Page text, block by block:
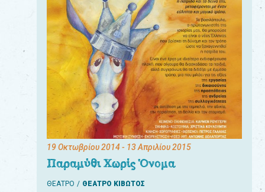
19 Οκτωβρίου 2014- 13 Απριλίου 2015
Παραμύθι Χωρίς Όνομα
ΘΕΑΤΡΟ ΘΕΑΤΡΟ ΚΙΒΩΤΟΣ